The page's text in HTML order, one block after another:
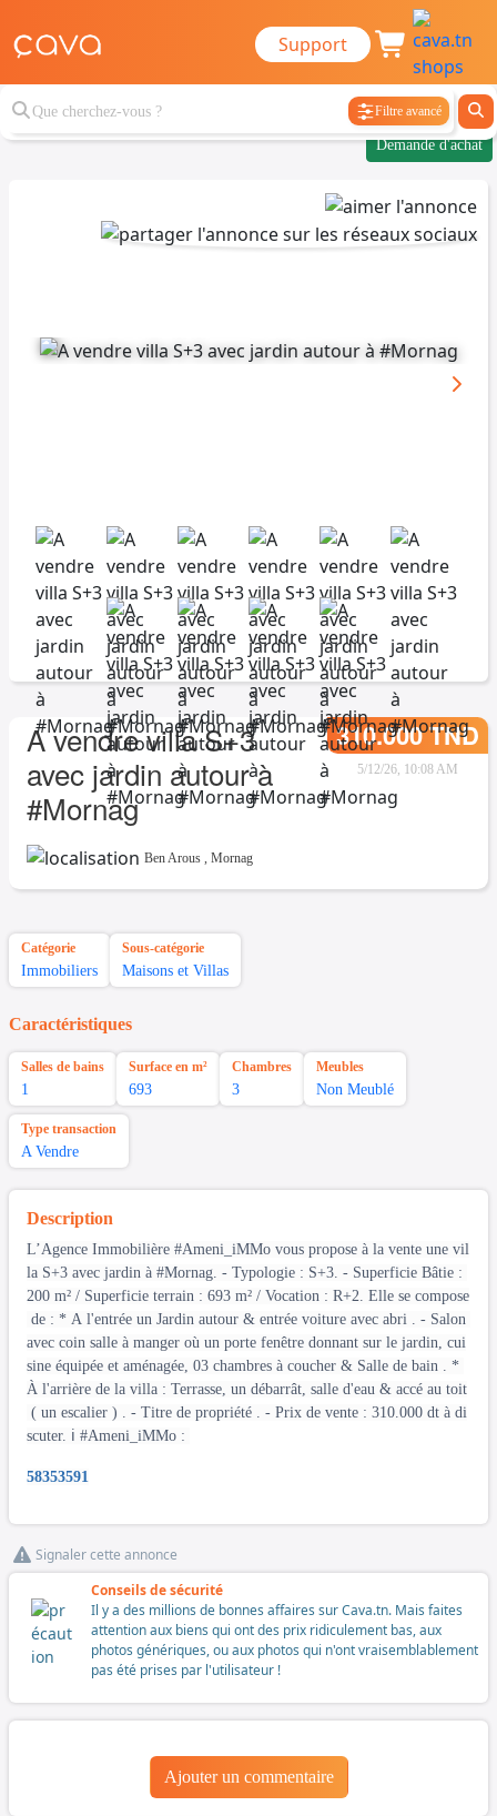
Support
Filtre avancé
Demande d'achat
A vendre villa S+3
avec jardin autour à
#Mornag
310.000 TND
5/12/26, 10:08 AM
Ben Arous , Mornag
Catégorie
Immobiliers
Sous-catégorie
Maisons et Villas
Caractéristiques
Salles de bains
1
Surface en m²
693
Chambres
3
Meubles
Non Meublé
Type transaction
A Vendre
Description
L’Agence Immobilière #Ameni_iMMo vous propose à la vente une vil
la S+3 avec jardin à #Mornag. - Typologie : S+3. - Superficie Bâtie :
200 m² / Superficie terrain : 693 m² / Vocation : R+2. Elle se compose
de : * A l'entrée un Jardin autour & entrée voiture avec abri . - Salon
avec coin salle à manger où un porte fenêtre donnant sur le jardin, cui
sine équipée et aménagée, 03 chambres à coucher & Salle de bain . *
À l'arrière de la villa : Terrasse, un débarrât, salle d'eau & accé au toit
( un escalier ) . - Titre de propriété . - Prix de vente : 310.000 dt à di
scuter. ℹ️ #Ameni_iMMo :
58353591
Signaler cette annonce
Conseils de sécurité
Il y a des millions de bonnes affaires sur Cava.tn. Mais faites
attention aux biens qui ont des prix ridiculement bas, aux
photos génériques, ou aux photos qui n'ont vraisemblablement
pas été prises par l'utilisateur !
Ajouter un commentaire